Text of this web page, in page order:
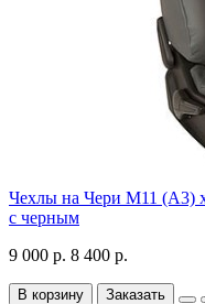
Чехлы на Чери М11 (А3)
с черным
9 000 р. 8 400 р.
В корзину Заказать